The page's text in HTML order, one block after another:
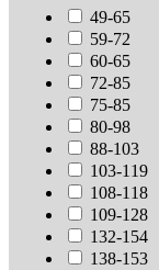
49-65
59-72
60-65
72-85
75-85
80-98
88-103
103-119
108-118
109-128
132-154
138-153